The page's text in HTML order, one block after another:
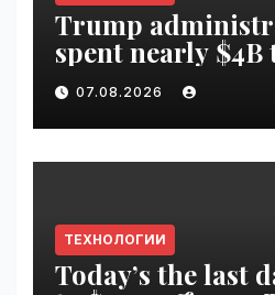
Trump
spent nearly $4B
offshore wind
VseTime.ru
07.08.2026
ТЕХНОЛОГИИ
Today’s the last